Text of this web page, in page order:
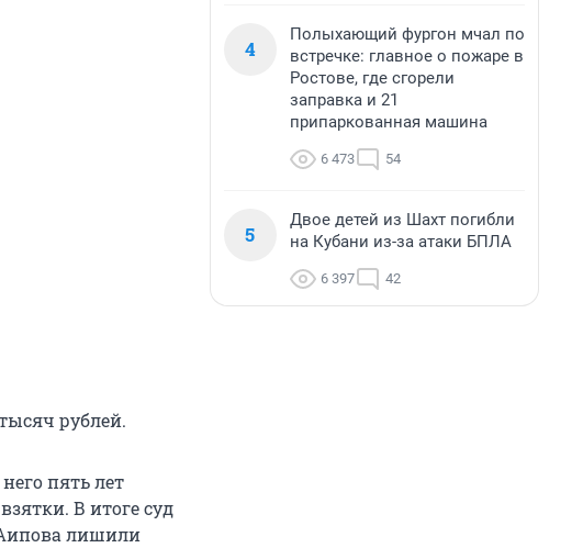
рублей.
пять лет
В итоге суд
лишили
4
Полыхающий фургон мчал по
встречке: главное о пожаре в
Ростове, где сгорели
заправка и 21
припаркованная машина
6 473 54
5
Двое детей из Шахт погибли
на Кубани из-за атаки БПЛА
6 397 42